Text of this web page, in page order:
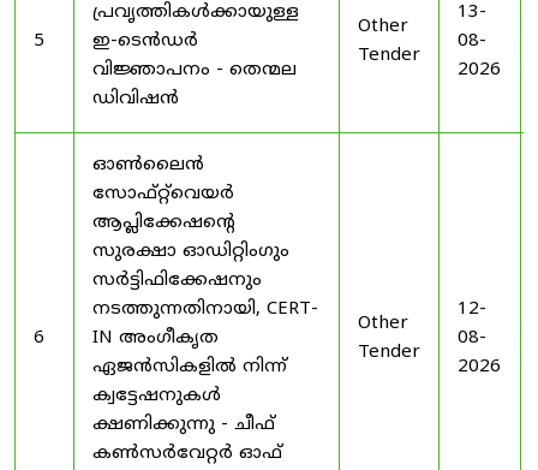
5
പ്രവൃത്തികൾക്കായുള്ള
ഇ-ടെൻഡർ
വിജ്ഞാപനം - തെന്മല
ഡിവിഷൻ
Other
Tender
13-
08-
2026
6
ഓൺലൈൻ
സോഫ്റ്റ്‌വെയർ
ആപ്ലിക്കേഷന്റെ
സുരക്ഷാ ഓഡിറ്റിംഗും
സർട്ടിഫിക്കേഷനും
നടത്തുന്നതിനായി, CERT-
IN അംഗീകൃത
ഏജൻസികളിൽ നിന്ന്
ക്വട്ടേഷനുകൾ
ക്ഷണിക്കുന്നു - ചീഫ്
കൺസർവേറ്റർ ഓഫ്
Other
Tender
12-
08-
2026